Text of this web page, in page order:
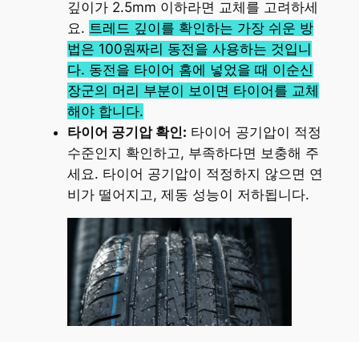
깊이가 2.5mm 이하라면 교체를 고려하세
요. 트레드 깊이를 확인하는 가장 쉬운 방
법은 100원짜리 동전을 사용하는 것입니
다. 동전을 타이어 홈에 넣었을 때 이순신
장군의 머리 부분이 보이면 타이어를 교체
해야 합니다.
타이어 공기압 확인: 타이어 공기압이 적정
수준인지 확인하고, 부족하다면 보충해 주
세요. 타이어 공기압이 적정하지 않으면 연
비가 떨어지고, 제동 성능이 저하됩니다.